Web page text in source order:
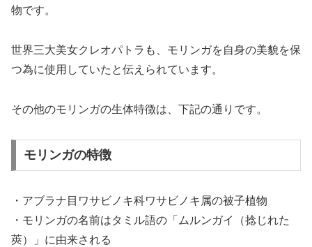
物です。
世界三大美女クレオパトラも、モリンガを自身の美貌を保
つ為に使用していたと伝えられています。
その他のモリンガの生体特徴は、下記の通りです。
モリンガの特徴
・アブラナ目ワサビノキ科ワサビノキ属の被子植物
・モリンガの名前はタミル語の「ムルンガイ（捻じれた
莢）」に由来される